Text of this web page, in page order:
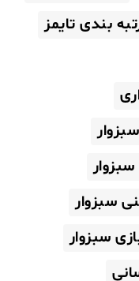
بندی تایمز
سبزوار
سبزوار